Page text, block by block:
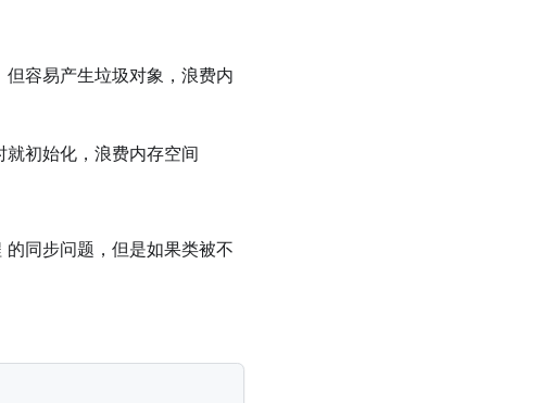
容易产⽣垃圾对象，浪费内
初始化，浪费内存空间
同步问题，但是如果类被不